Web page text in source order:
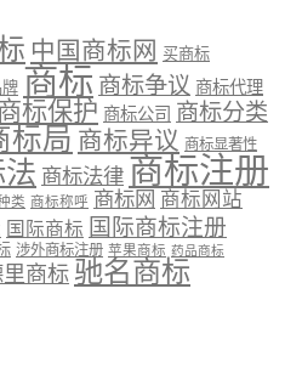
中国商标网 买商标
商标 商标争议 商标代理
标保护 商标公司 商标分类
标局 商标异议 商标显著性
商标法律 商标注册
类 商标称呼 商标网 商标网站
国际商标 国际商标注册
涉外商标注册 苹果商标 药品商标
商标 驰名商标